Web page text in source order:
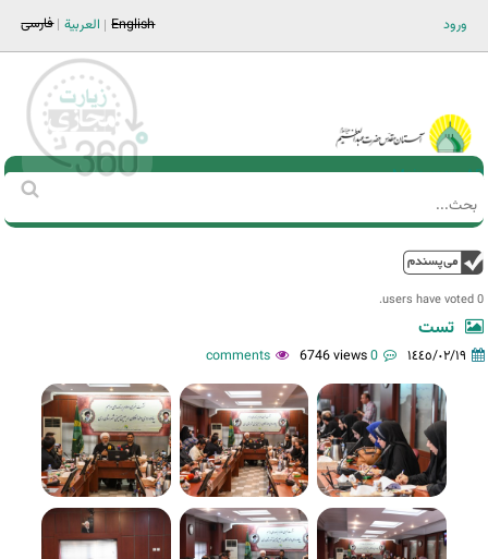
ورود فارسی العربية English
Main men-AR
استمارة
‏
0 users have voted.
تست
١٤٤٥/٠٢/١٩ 0 comments
6746 views